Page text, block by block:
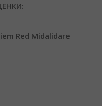
Red Midalidare